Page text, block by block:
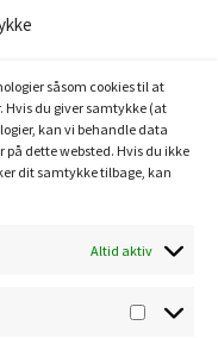
såsom cookies til at
Hvis du giver samtykke (at
kan vi behandle data
dette websted. Hvis du ikke
dit samtykke tilbage, kan
Altid aktiv
704 772